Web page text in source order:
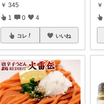
￥ 345
1 0 4
コレ いいね
￥